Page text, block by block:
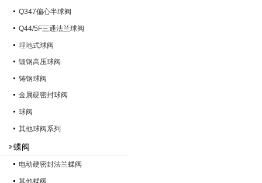
Q347偏心半球阀
Q44/5F三通法兰球阀
埋地式球阀
锻钢高压球阀
铸钢球阀
金属硬密封球阀
球阀
其他球阀系列
蝶阀
电动硬密封法兰蝶阀
其他蝶阀